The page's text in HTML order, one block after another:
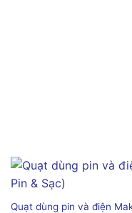
Quạt dùng pin và điện